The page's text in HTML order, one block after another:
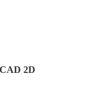
2D